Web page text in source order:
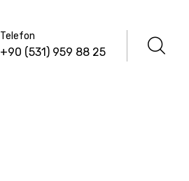
Telefon
+90 (531) 959 88 25